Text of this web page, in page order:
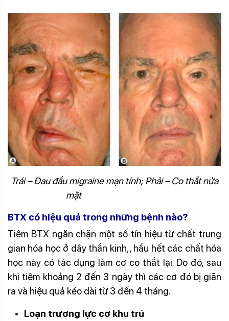
Trái – Đau đầu migraine mạn tính; Phải – Co thắt nửa
mặt
BTX có hiệu quả trong những bệnh nào?
Tiêm BTX ngăn chặn một số tín hiệu từ chất trung
gian hóa học ở dây thần kinh,, hầu hết các chất hóa
học này có tác dụng làm cơ co thắt lại. Do đó, sau
khi tiêm khoảng 2 đến 3 ngày thì các cơ đó bị giãn
ra và hiệu quả kéo dài từ 3 đến 4 tháng.
Loạn trương lực cơ khu trú